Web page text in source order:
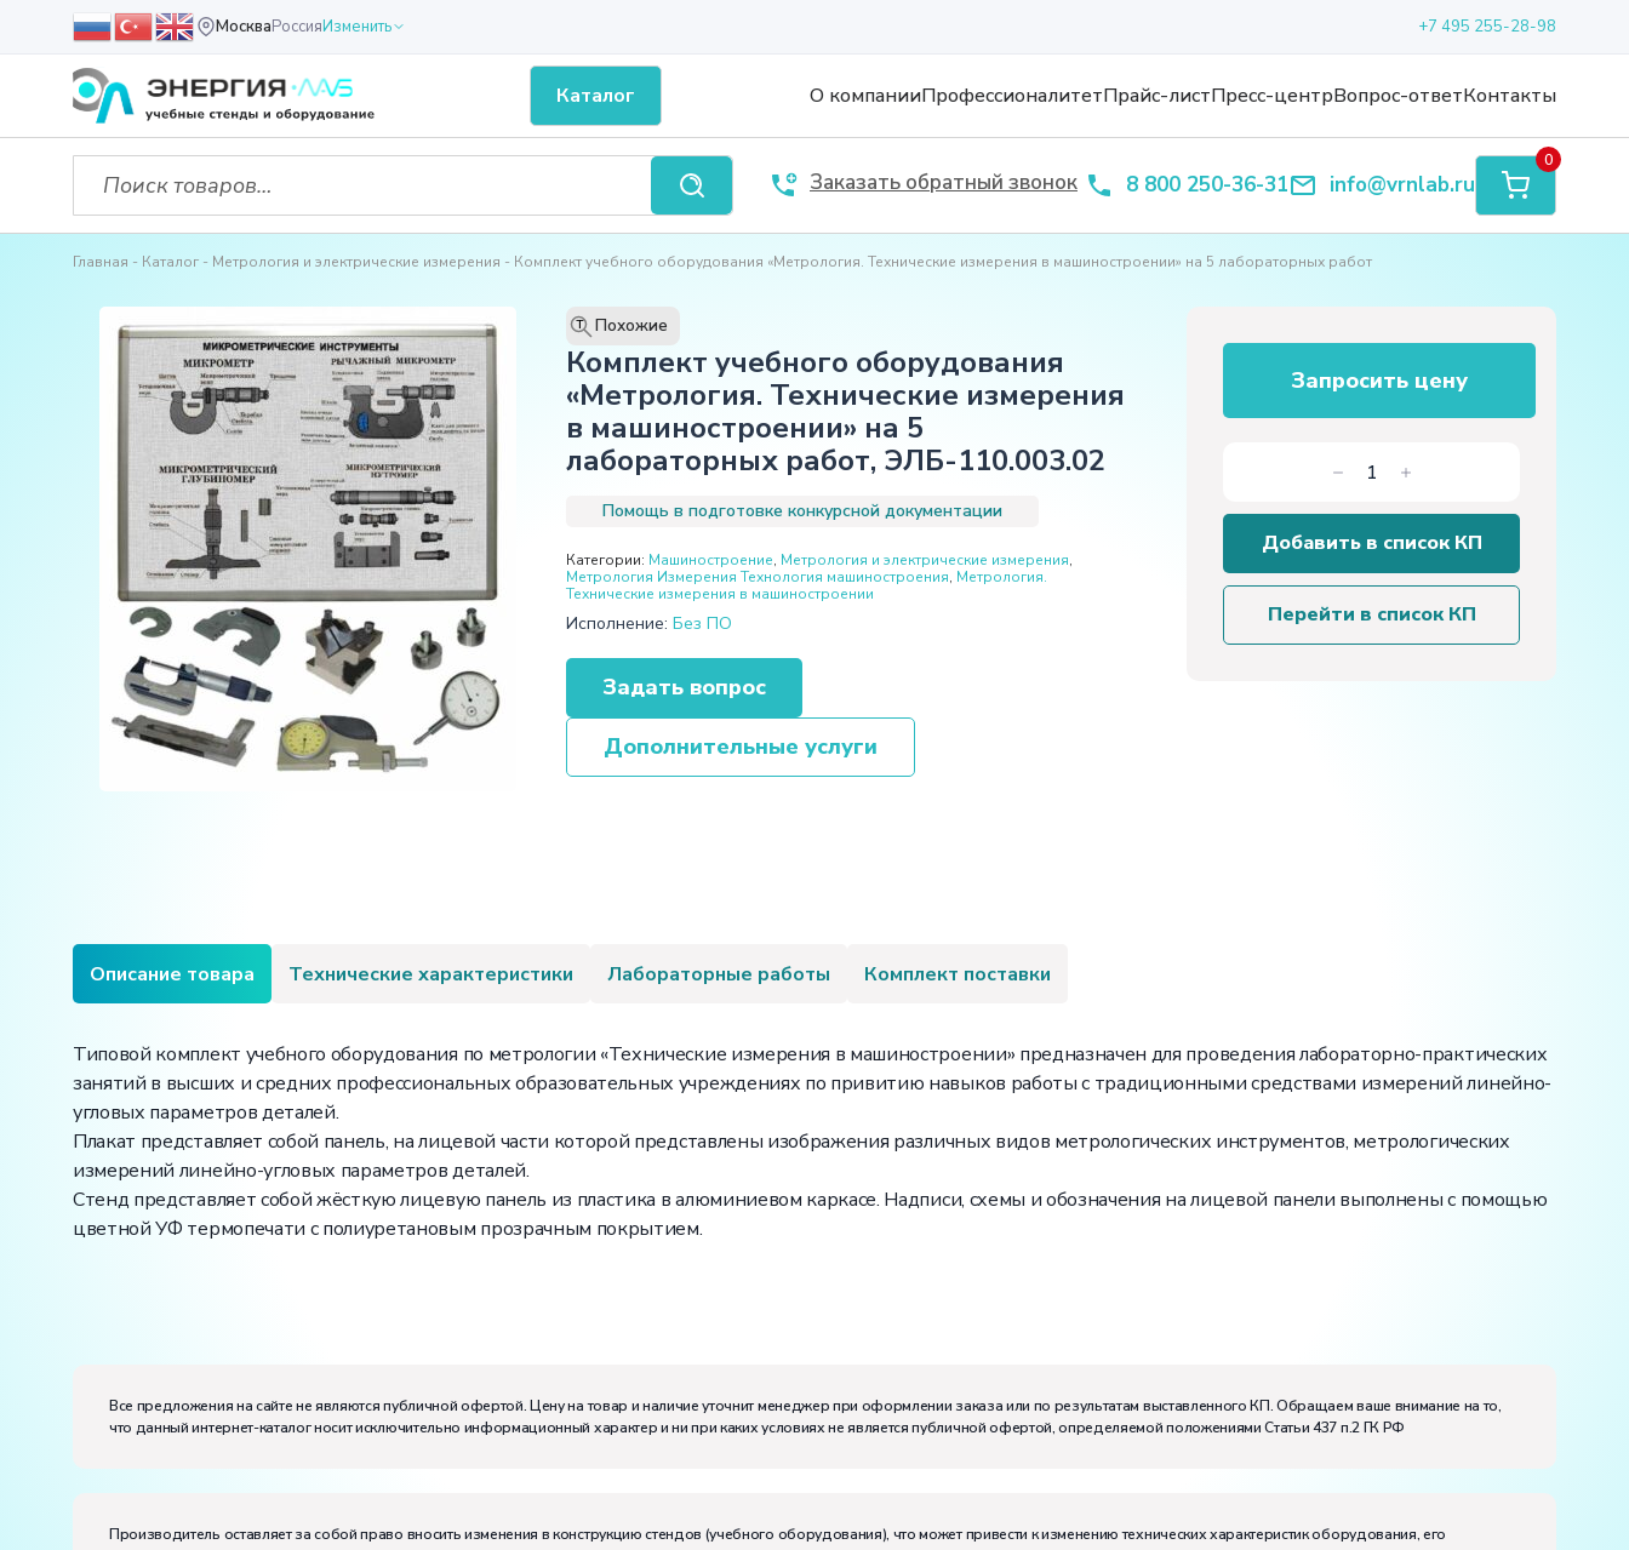
МоскваРоссияИзменить +7 495 255-28-98
Каталог О компанииПрофессионалитетПрайс-листПресс-центрВопрос-ответКонтакты
Заказать обратный звонок 8 800 250-36-31 info@vrnlab.ru
0
Главная Каталог Метрология и электрические измерения Комплект учебного оборудования «Метрология. Технические измерения в машиностроении» на 5 лабораторных работ
T Похожие
Комплект учебного оборудования
«Метрология. Технические измерения
в машиностроении» на 5
лабораторных работ, ЭЛБ-110.003.02
Помощь в подготовке конкурсной документации
Категории: Машиностроение, Метрология и электрические измерения,
Метрология Измерения Технология машиностроения, Метрология.
Технические измерения в машиностроении
Исполнение: Без ПО
Задать вопрос
Дополнительные услуги
Запросить цену
Количество
товара
Комплект
оборудования
«Метрология.
Добавить в список КП
Перейти в список КП
Описание товара Технические характеристики Лабораторные работы Комплект поставки
Типовой комплект учебного оборудования по метрологии «Технические измерения в машиностроении» предназначен для проведения лабораторно-практических
занятий в высших и средних профессиональных образовательных учреждениях по привитию навыков работы с традиционными средствами измерений линейно-
угловых параметров деталей.
Плакат представляет собой панель, на лицевой части которой представлены изображения различных видов метрологических инструментов, метрологических
измерений линейно-угловых параметров деталей.
Стенд представляет собой жёсткую лицевую панель из пластика в алюминиевом каркасе. Надписи, схемы и обозначения на лицевой панели выполнены с помощью
цветной УФ термопечати с полиуретановым прозрачным покрытием.
Диапазон рабочих температур, ˚С:
+10…+35
Влажность, %:до 80
Все предложения на сайте не являются публичной офертой. Цену на товар и наличие уточнит менеджер при оформлении заказа или по результатам выставленного КП. Обращаем ваше внимание на то,
что данный интернет-каталог носит исключительно информационный характер и ни при каких условиях не является публичной офертой, определяемой положениями Статьи 437 п.2 ГК РФ
Производитель оставляет за собой право вносить изменения в конструкцию стендов (учебного оборудования), что может привести к изменению технических характеристик оборудования, его